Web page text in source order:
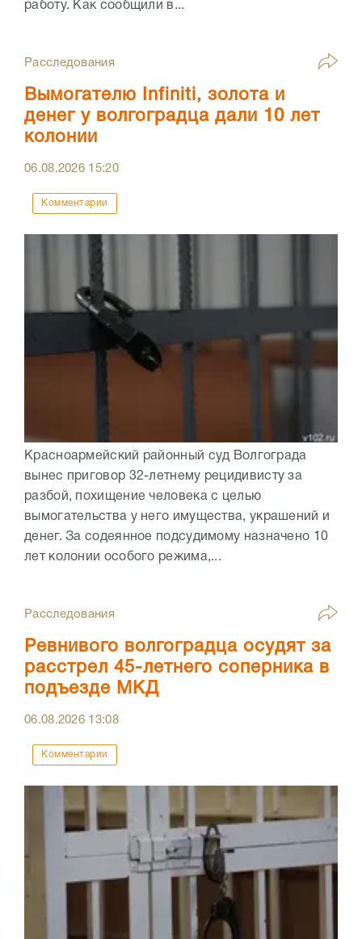
работу. Как сообщили в...
Расследования
Вымогателю Infiniti, золота и
денег у волгоградца дали 10 лет
колонии
06.08.2026 15:20
Комментарии
Красноармейский районный суд Волгограда
вынес приговор 32-летнему рецидивисту за
разбой, похищение человека с целью
вымогательства у него имущества, украшений и
денег. За содеянное подсудимому назначено 10
лет колонии особого режима,...
Расследования
Ревнивого волгоградца осудят за
расстрел 45-летнего соперника в
подъезде МКД
06.08.2026 13:08
Комментарии